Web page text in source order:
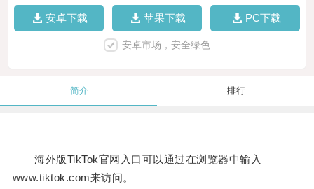
安卓下载 苹果下载 PC下载
安卓市场，安全绿色
简介 排行
海外版TikTok官网入口可以通过在浏览器中输入
www.tiktok.com来访问。